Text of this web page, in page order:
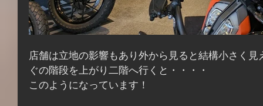
店舗は立地の影響もあり外から見ると結構小さく
ぐの階段を上がり二階へ行くと・・・・
このようになっています！